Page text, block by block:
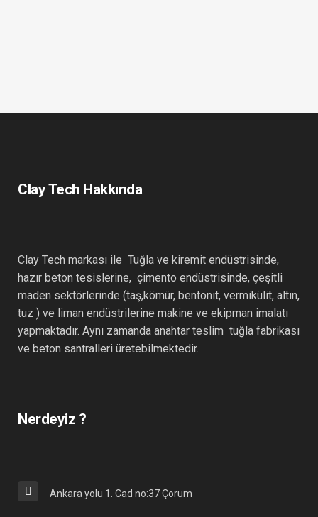
Clay Tech Hakkında
Clay Tech markası ile Tuğla ve kiremit endüstrisinde,
hazır beton tesislerine, çimento endüstrisinde, çeşitli
maden sektörlerinde (taş,kömür, bentonit, vermikülit, altın,
tuz ) ve liman endüstrilerine makine ve ekipman imalatı
yapmaktadır. Aynı zamanda anahtar teslim tuğla fabrikası
ve beton santralleri üretebilmektedir.
Nerdeyiz ?
Ankara yolu 1. Cad no:37 Çorum